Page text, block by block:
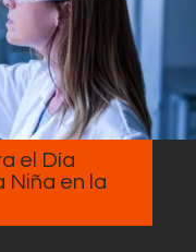
el Día
Niña en la